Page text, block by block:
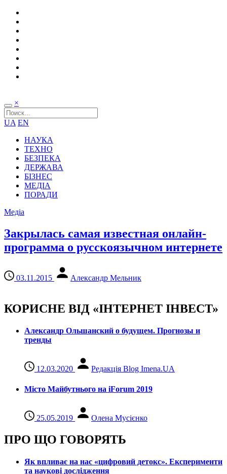
×
UA EN
НАУКА
ТЕХНО
БЕЗПЕКА
ДЕРЖАВА
БІЗНЕС
МЕДІА
ПОРАДИ
Медіа
Закрылась самая известная онлайн-
программа о русскоязычном интернете
03.11.2015 Александр Мельник
КОРИСНЕ ВІД «ІНТЕРНЕТ ІНВЕСТ»
Александр Ольшанский о будущем. Прогнозы и
тренды
12.03.2020 Редакція Blog Imena.UA
Місто Майбутнього на iForum 2019
25.05.2019 Олена Мусієнко
ПРО ЩО ГОВОРЯТЬ
Як впливає на нас «цифровий детокс». Експерименти
та наукові дослідження